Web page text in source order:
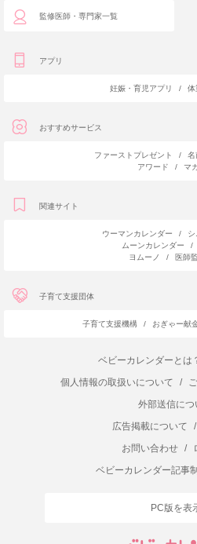
監修医師・専門家一覧
アプリ
妊娠・育児アプリ / 体
おすすめサービス
ファーストプレゼント /
名
アワード
/ マ
関連サイト
ウーマンカレンダー /
ムーンカレンダー
/
ヨムーノ
/ 医師
子育て支援団体
子育て支援機構 / おぎゃー献
ベビーカレンダーとは
個人情報の取扱いについて
/
外部送信につ
広告掲載について
/
お問い合わせ
/
ベビーカレンダー記事
PC版を表